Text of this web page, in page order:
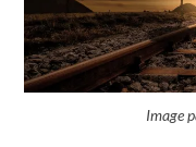
Image